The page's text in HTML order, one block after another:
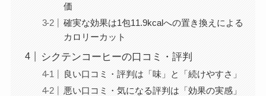
価
確実な効果は1包11.9kcalへの置き換えによる
カロリーカット
シクテンコーヒーの口コミ・評判
良い口コミ・評判は「味」と「続けやすさ」
悪い口コミ・気になる評判は「効果の実感」